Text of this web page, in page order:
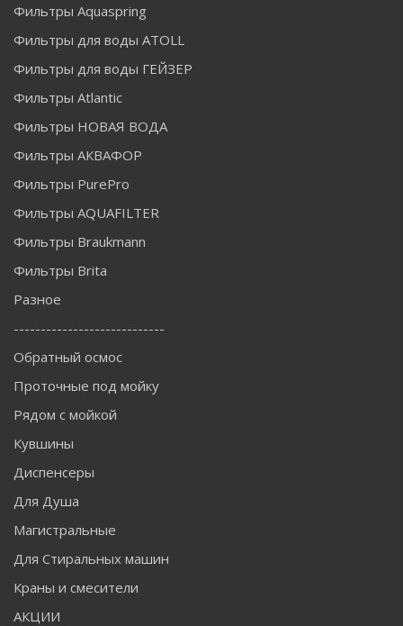
Фильтры Aquaspring
Фильтры для воды ATOLL
Фильтры для воды ГЕЙЗЕР
Фильтры Atlantic
Фильтры НОВАЯ ВОДА
Фильтры АКВАФОР
Фильтры PurePro
Фильтры AQUAFILTER
Фильтры Braukmann
Фильтры Brita
Разное
----------------------------
Обратный осмос
Проточные под мойку
Рядом с мойкой
Кувшины
Диспенсеры
Для Душа
Магистральные
Для Стиральных машин
Краны и смесители
АКЦИИ